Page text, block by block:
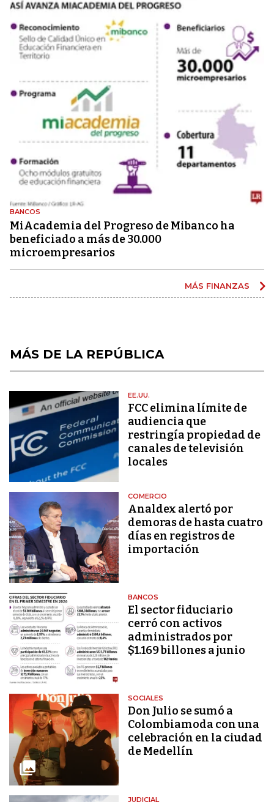
BANCOS
MiAcademia del Progreso de Mibanco ha
beneficiado a más de 30.000
microempresarios
MÁS FINANZAS
MÁS DE LA REPÚBLICA
EE.UU.
FCC elimina límite de
audiencia que
restringía propiedad de
canales de televisión
locales
COMERCIO
Analdex alertó por
demoras de hasta cuatro
días en registros de
importación
BANCOS
El sector fiduciario
cerró con activos
administrados por
$1.169 billones a junio
SOCIALES
Don Julio se sumó a
Colombiamoda con una
celebración en la ciudad
de Medellín
JUDICIAL